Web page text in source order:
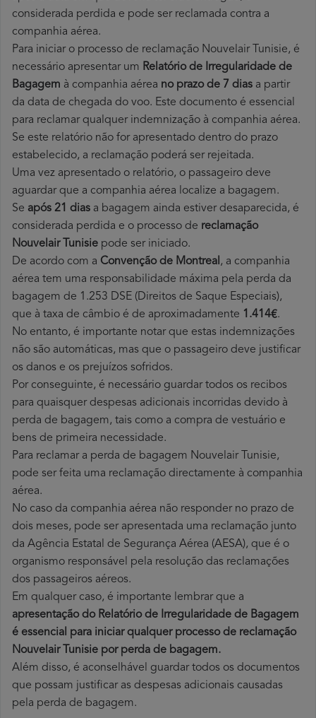
considerada perdida e pode ser reclamada contra a
companhia aérea.
Para iniciar o processo de reclamação Nouvelair Tunisie, é
necessário apresentar um Relatório de Irregularidade de
Bagagem à companhia aérea no prazo de 7 dias a partir
da data de chegada do voo. Este documento é essencial
para reclamar qualquer indemnização à companhia aérea.
Se este relatório não for apresentado dentro do prazo
estabelecido, a reclamação poderá ser rejeitada.
Uma vez apresentado o relatório, o passageiro deve
aguardar que a companhia aérea localize a bagagem.
Se após 21 dias a bagagem ainda estiver desaparecida, é
considerada perdida e o processo de reclamação
Nouvelair Tunisie pode ser iniciado.
De acordo com a Convenção de Montreal, a companhia
aérea tem uma responsabilidade máxima pela perda da
bagagem de 1.253 DSE (Direitos de Saque Especiais),
que à taxa de câmbio é de aproximadamente 1.414€.
No entanto, é importante notar que estas indemnizações
não são automáticas, mas que o passageiro deve justificar
os danos e os prejuízos sofridos.
Por conseguinte, é necessário guardar todos os recibos
para quaisquer despesas adicionais incorridas devido à
perda de bagagem, tais como a compra de vestuário e
bens de primeira necessidade.
Para reclamar a perda de bagagem Nouvelair Tunisie,
pode ser feita uma reclamação directamente à companhia
aérea.
No caso da companhia aérea não responder no prazo de
dois meses, pode ser apresentada uma reclamação junto
da Agência Estatal de Segurança Aérea (AESA), que é o
organismo responsável pela resolução das reclamações
dos passageiros aéreos.
Em qualquer caso, é importante lembrar que a
apresentação do Relatório de Irregularidade de Bagagem
é essencial para iniciar qualquer processo de reclamação
Nouvelair Tunisie por perda de bagagem.
Além disso, é aconselhável guardar todos os documentos
que possam justificar as despesas adicionais causadas
pela perda de bagagem.